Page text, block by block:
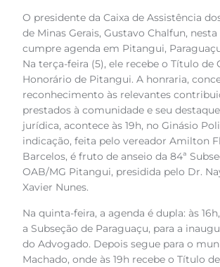
O presidente da Caixa de Assistência
de Minas Gerais, Gustavo Chalfun, nesta
cumpre agenda em Pitangui,
Na terça-feira (5), ele recebe o Título de
Honorário de Pitangui. A honraria,
reconhecimento às relevantes
prestados à comunidade e seu
jurídica, acontece às 19h, no Ginásio
indicação, feita pelo vereador Amilton
Barcelos, é fruto de anseio da 84ª
OAB/MG Pitangui, presidida pelo Dr.
Xavier Nunes.
Na quinta-feira, a agenda é dupla: às
a Subseção de Paraguaçu, para a
do Advogado. Depois segue para o
Machado, onde às 19h recebe o Título